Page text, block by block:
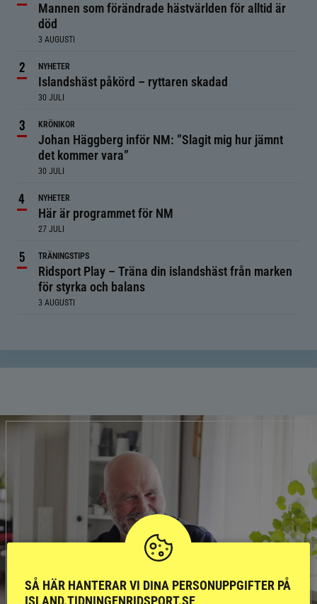
Mannen som förändrade hästvärlden för alltid är
död
3 AUGUSTI
NYHETER
Islandshäst påkörd – ryttaren skadad
30 JULI
KRÖNIKOR
Johan Häggberg inför NM: ”Slagit mig hur jämnt
det kommer vara”
30 JULI
NYHETER
Här är programmet för NM
27 JULI
TRÄNINGSTIPS
Ridsport Play – Träna din islandshäst från marken
för styrka och balans
3 AUGUSTI
SÅ HÄR HANTERAR VI DINA PERSONUPPGIFTER PÅ
ISLAND.TIDNINGENRIDSPORT.SE